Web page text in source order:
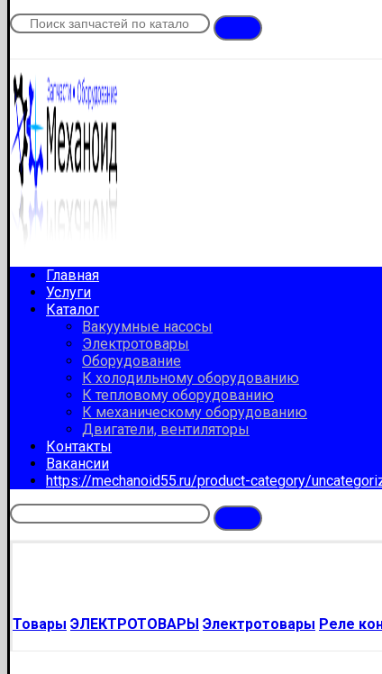
Главная
Услуги
Каталог
Вакуумные насосы
Электротовары
Оборудование
К холодильному оборудованию
К тепловому оборудованию
К механическому оборудованию
Двигатели, вентиляторы
Контакты
Вакансии
https://mechanoid55.ru/product-category/
Товары ЭЛЕКТРОТОВАРЫ Электротовары Реле